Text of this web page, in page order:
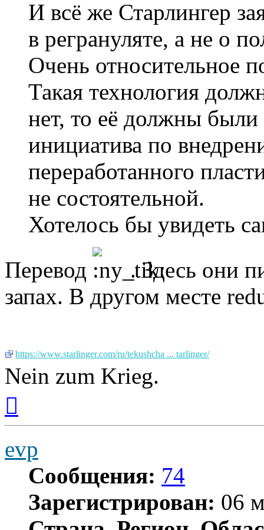
И всё же Старлингер
в регрануляте, а не о
Очень относительное
Такая технология
нет, то её должны были
инициатива по
переработанного
не состоятельной.
Хотелось бы увидеть
Перевод
. Здесь они
запах. В другом месте
https://www.starlinger.com/ru/tekushcha ... tarlinger/
Nein zum Krieg.
началу
evp
Сообщения: 74
Зарегистрирован: 06